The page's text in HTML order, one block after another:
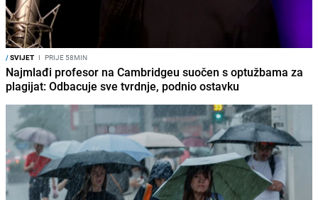
/SVIJET I PRIJE 58MIN
Najmlađi profesor na Cambridgeu suočen s optužbama za
plagijat: Odbacuje sve tvrdnje, podnio ostavku